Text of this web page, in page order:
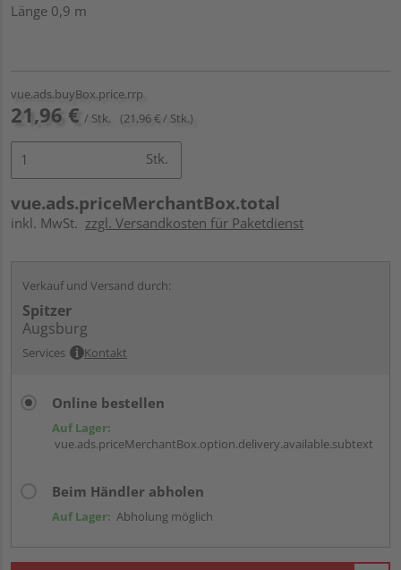
Länge 0,9 m
vue.ads.buyBox.price.rrp
21,96 € / Stk. (21,96 € / Stk.)
Stk.
vue.ads.priceMerchantBox.total
inkl. MwSt. zzgl. Versandkosten für Paketdienst
Verkauf und Versand durch:
Spitzer
Augsburg
Services Kontakt
Online bestellen
Auf Lager:
vue.ads.priceMerchantBox.option.delivery.available.subtext
Beim Händler abholen
Auf Lager: Abholung möglich